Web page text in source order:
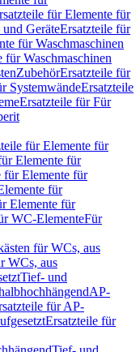
für Elemente für
GeräteErsatzteile für
für Waschmaschinen
für Waschmaschinen
ZubehörErsatzteile für
SystemwändeErsatzteile
Ersatzteile für Für
für Elemente für
Elemente für
für Elemente für
für
Elemente für
WC-ElementeFür
für WCs, aus
WCs, aus
Tief- und
AP-
für AP-
Ersatzteile für